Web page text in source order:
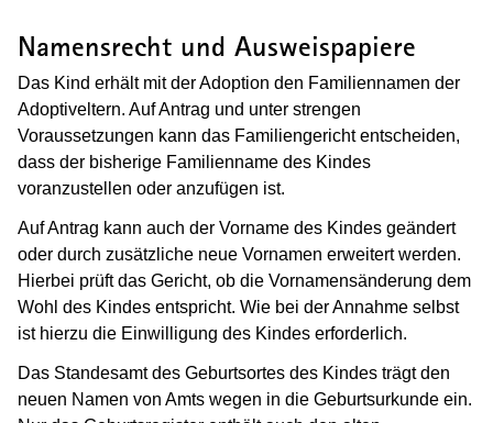
Namensrecht und Ausweispapiere
Das Kind erhält mit der Adoption den Familiennamen der
Adoptiveltern. Auf Antrag und unter strengen
Voraussetzungen kann das Familiengericht entscheiden,
dass der bisherige Familienname des Kindes
voranzustellen oder anzufügen ist.
Auf Antrag kann auch der Vorname des Kindes geändert
oder durch zusätzliche neue Vornamen erweitert werden.
Hierbei prüft das Gericht, ob die Vornamensänderung dem
Wohl des Kindes entspricht. Wie bei der Annahme selbst
ist hierzu die Einwilligung des Kindes erforderlich.
Das Standesamt des Geburtsortes des Kindes trägt den
neuen Namen von Amts wegen in die Geburtsurkunde ein.